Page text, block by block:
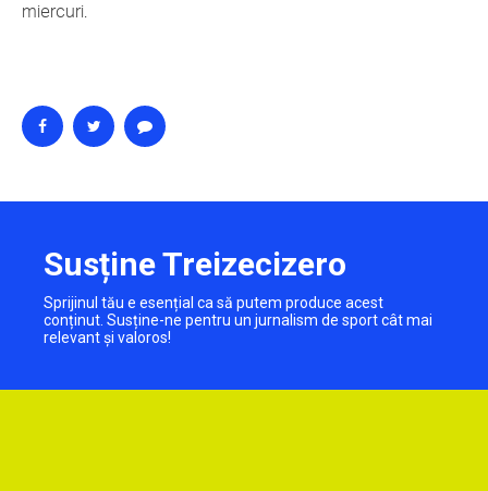
miercuri.
Susține Treizecizero
Sprijinul tău e esențial ca să putem produce acest
conținut. Susține-ne pentru un jurnalism de sport cât mai
relevant și valoros!